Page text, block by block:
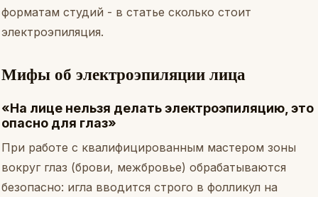
форматам студий - в статье сколько стоит
электроэпиляция.
Мифы об электроэпиляции лица
«На лице нельзя делать электроэпиляцию, это
опасно для глаз»
При работе с квалифицированным мастером зоны
вокруг глаз (брови, межбровье) обрабатываются
безопасно: игла вводится строго в фолликул на